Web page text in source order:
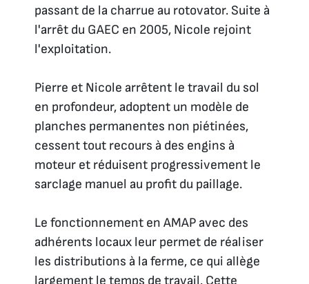
passant de la charrue au rotovator. Suite à
l'arrêt du GAEC en 2005, Nicole rejoint
l'exploitation.
Pierre et Nicole arrêtent le travail du sol
en profondeur, adoptent un modèle de
planches permanentes non piétinées,
cessent tout recours à des engins à
moteur et réduisent progressivement le
sarclage manuel au profit du paillage.
Le fonctionnement en AMAP avec des
adhérents locaux leur permet de réaliser
les distributions à la ferme, ce qui allège
largement le temps de travail. Cette